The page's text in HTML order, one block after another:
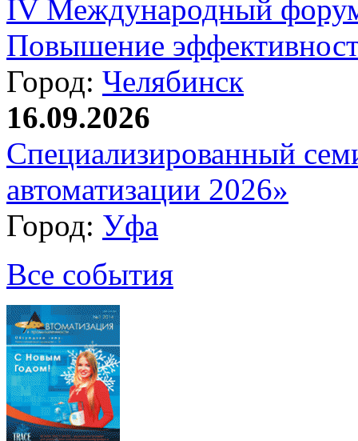
IV Международный
Повышение
Город: Челябинск
16.09.2026
Специализированный
автоматизации 2026»
Город: Уфа
Все события